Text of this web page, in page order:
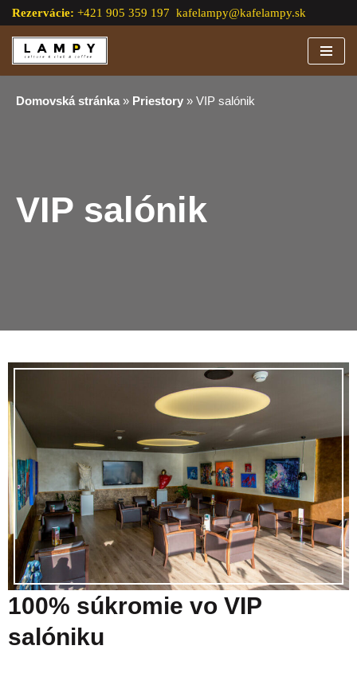
Preskočiť
na
Rezervácie: +421 905 359 197 kafelampy@kafelampy.sk
Domovská stránka » Priestory » VIP salónik
VIP salónik
100% súkromie vo VIP
salóniku